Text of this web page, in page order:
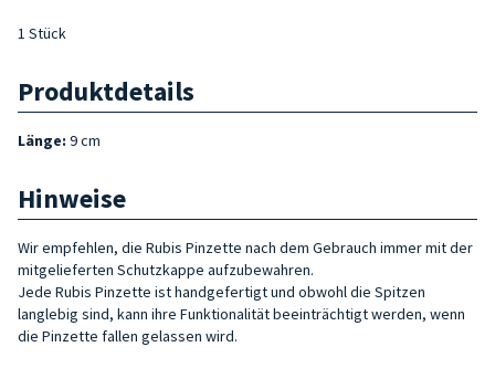
1 Stück
Produktdetails
Länge: 9 cm
Hinweise
Wir empfehlen, die Rubis Pinzette nach dem Gebrauch immer mit der
mitgelieferten Schutzkappe aufzubewahren.
Jede Rubis Pinzette ist handgefertigt und obwohl die Spitzen
langlebig sind, kann ihre Funktionalität beeinträchtigt werden, wenn
die Pinzette fallen gelassen wird.